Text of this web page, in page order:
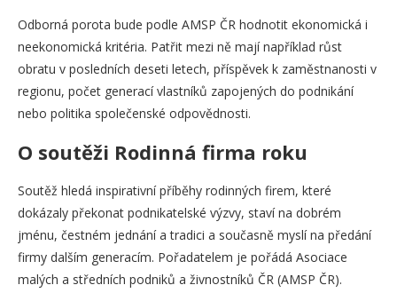
Odborná porota bude podle AMSP ČR hodnotit ekonomická i
neekonomická kritéria. Patřit mezi ně mají například růst
obratu v posledních deseti letech, příspěvek k zaměstnanosti v
regionu, počet generací vlastníků zapojených do podnikání
nebo politika společenské odpovědnosti.
O soutěži Rodinná firma roku
Soutěž hledá inspirativní příběhy rodinných firem, které
dokázaly překonat podnikatelské výzvy, staví na dobrém
jménu, čestném jednání a tradici a současně myslí na předání
firmy dalším generacím. Pořadatelem je pořádá Asociace
malých a středních podniků a živnostníků ČR (AMSP ČR).